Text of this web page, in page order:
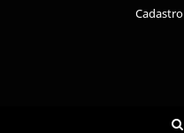
Cadastro